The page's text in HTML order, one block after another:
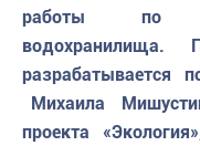
работы по
водохранилища.
разрабатывается
Михаила
проекта